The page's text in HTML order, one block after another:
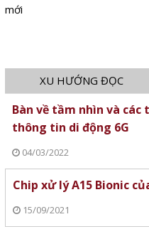
mới
XU HƯỚNG ĐỌC
Bàn về tầm nhìn và
thông tin di động 6G
04/03/2022
Chip xử lý A15 Bionic
15/09/2021